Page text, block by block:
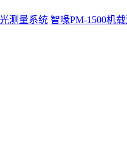
测量系统 智喙PM-1500机